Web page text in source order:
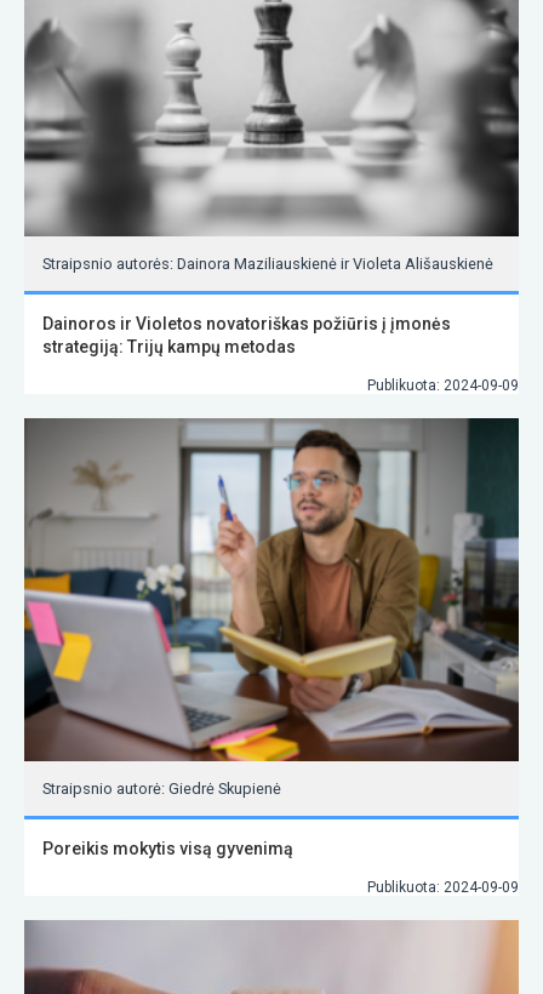
Straipsnio autorės: Dainora Maziliauskienė ir Violeta Ališauskienė
Dainoros ir Violetos novatoriškas požiūris į įmonės
strategiją: Trijų kampų metodas
Publikuota: 2024-09-09
Straipsnio autorė: Giedrė Skupienė
Poreikis mokytis visą gyvenimą
Publikuota: 2024-09-09